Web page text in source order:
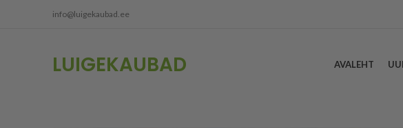
info@luigekaubad.ee
LUIGEKAUBAD AVALEHT